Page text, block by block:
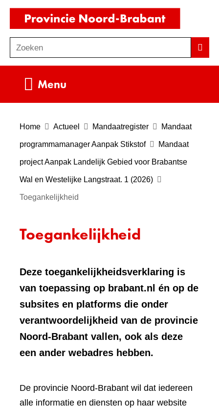
Ga
de
inhoud
o
e
Zoeken
Menu
Home Actueel Mandaatregister Mandaat
programmamanager Aanpak Stikstof Mandaat
project Aanpak Landelijk Gebied voor Brabantse
Wal en Westelijke Langstraat. 1 (2026)
Toegankelijkheid
Toegankelijkheid
Deze toegankelijkheidsverklaring is
van toepassing op brabant.nl én op de
subsites en platforms die onder
verantwoordelijkheid van de provincie
Noord-Brabant vallen, ook als deze
een ander webadres hebben.
De provincie Noord-Brabant wil dat iedereen
alle informatie en diensten op haar website